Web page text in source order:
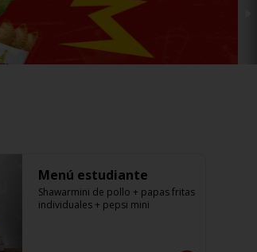
Menú estudiante
Shawarmini de pollo + papas fritas
individuales + pepsi mini